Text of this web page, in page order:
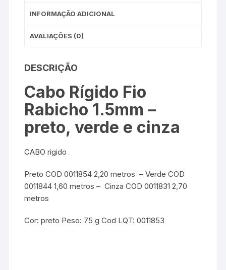
INFORMAÇÃO ADICIONAL
AVALIAÇÕES (0)
DESCRIÇÃO
Cabo Rígido Fio
Rabicho 1.5mm –
preto, verde e cinza
CABO rigido
Preto COD 0011854 2,20 metros – Verde COD
0011844 1,60 metros – Cinza COD 0011831 2,70
metros
Cor: preto Peso: 75 g Cod LQT: 0011853